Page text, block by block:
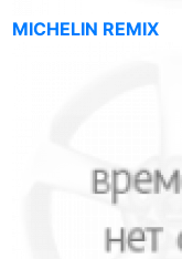
MICHELIN REMIX